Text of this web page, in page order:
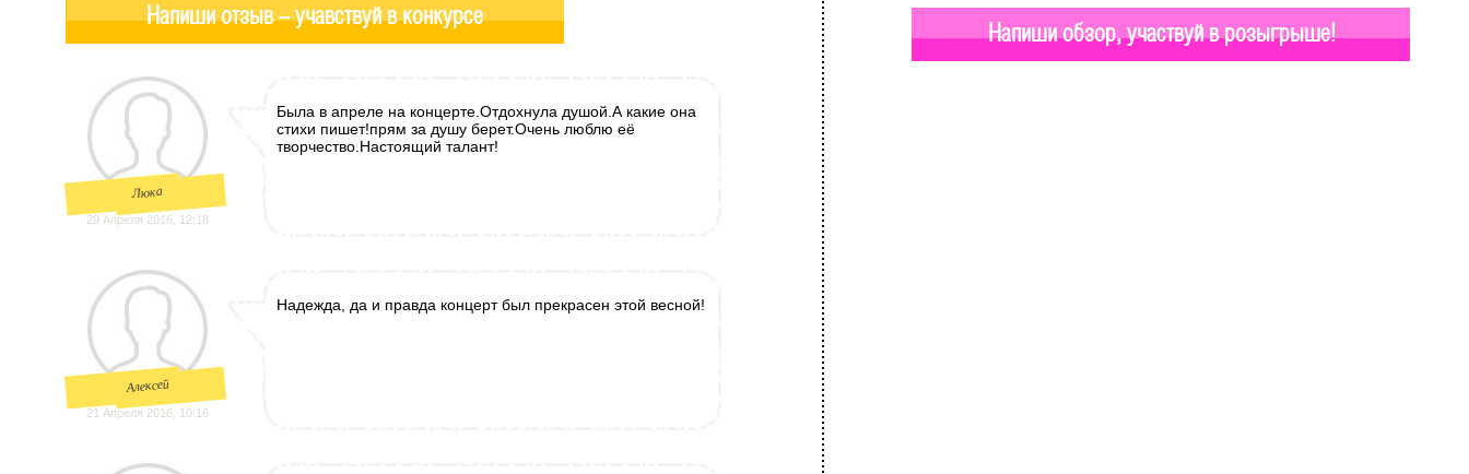
Напиши отзыв - учавствуй в конкурсе
Люка
29 Апреля 2016, 12:18
Была в апреле на концерте.Отдохнула душой.А какие она
стихи пишет!прям за душу берет.Очень люблю её
творчество.Настоящий талант!
Алексей
21 Апреля 2016, 10:16
Надежда, да и правда концерт был прекрасен этой весной!
Напиши обзор, участвуй в розыгрыше!